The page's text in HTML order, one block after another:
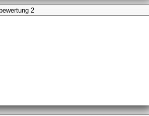
2